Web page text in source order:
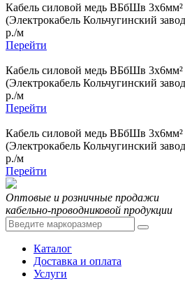
Кабель силовой медь ВБбШв
(Электрокабель Кольчугинский
р./м
Перейти
Кабель силовой медь ВБбШв
(Электрокабель Кольчугинский
р./м
Перейти
Кабель силовой медь ВБбШв
(Электрокабель Кольчугинский
р./м
Перейти
Оптовые и розничные продажи
кабельно-проводниковой продукции
Каталог
Доставка и оплата
Услуги